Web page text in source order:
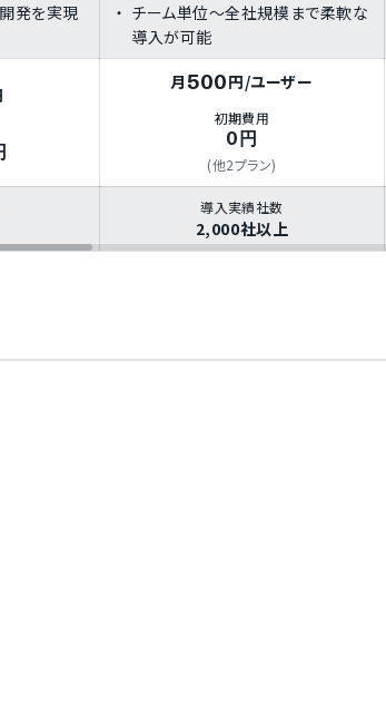
発を実現
チーム単位～全社規模まで柔軟な
導入が可能
月500円/ユーザー
初期費用
0円
(他2プラン)
導入実績社数
2,000社以上